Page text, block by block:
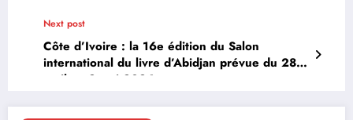
Next post
Côte d’Ivoire : la 16e édition du Salon
international du livre d’Abidjan prévue du 28
avril au 2 mai 2026